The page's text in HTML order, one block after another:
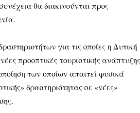
θα διακινούνται προς
για τις οποίες η Δυτική
προοπτικές τουριστικής ανάπτυξης
των οποίων απαιτεί φυσικά
δραστηριότητας σε «νέες»